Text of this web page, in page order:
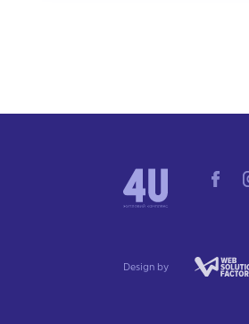
Design by